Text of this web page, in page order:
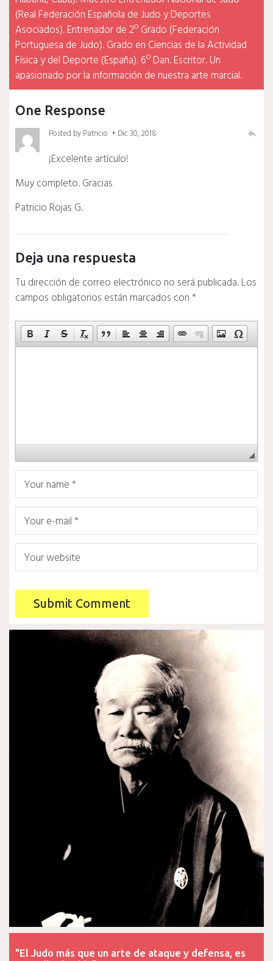
(Real Federación Española de Judo y Deportes
Asociados). Entrenador de 2º Grado (Federación
Portuguesa de Judo). Grado en Ciencias de la Actividad
Física y del Deporte (España). 6º Dan. Escritor. Un
apasionado por la información de nuestra arte marcial.
One Response
Posted byPatricio Dic 30, 2018
¡Excelente artículo!
Muy completo. Gracias
Patricio Rojas G.
reply
Deja una respuesta
Tu dirección de correo electrónico no será publicada.Los
campos obligatorios están marcados con*
"El Judo más que un arte de ataque y defensa, es